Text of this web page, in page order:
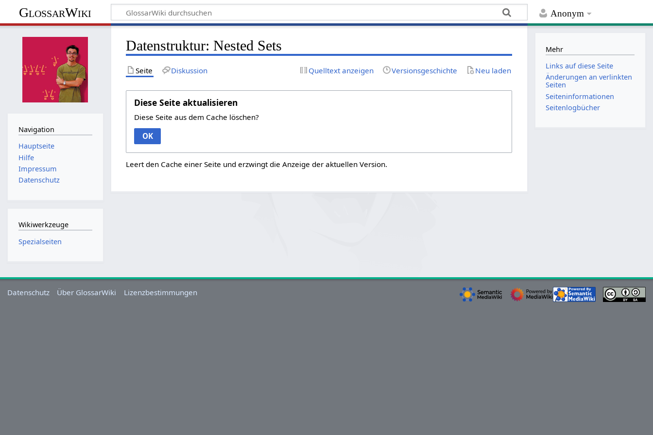
Anonym
GlossarWiki
Datenstruktur: Nested Sets
Seite Diskussion Quelltext anzeigen Versionsgeschichte Neu laden
Diese Seite aktualisieren
Diese Seite aus dem Cache löschen?
OK
Leert den Cache einer Seite und erzwingt die Anzeige der aktuellen Version.
Navigation
Hauptseite
Hilfe
Impressum
Datenschutz
Wikiwerkzeuge
Spezialseiten
Mehr
Links auf diese Seite
Änderungen an verlinkten
Seiten
Seiten­­informationen
Seitenlogbücher
Datenschutz Über GlossarWiki Lizenzbestimmungen